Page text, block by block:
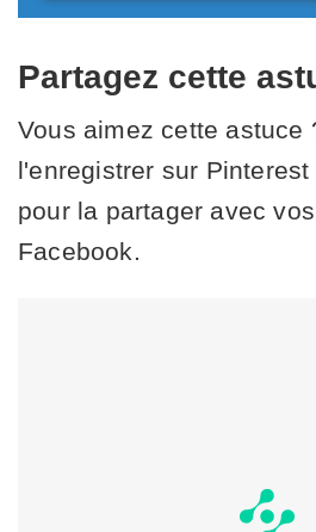
Partagez cette
Vous aimez cette astuce
l'enregistrer sur Pinterest
pour la partager avec
Facebook.